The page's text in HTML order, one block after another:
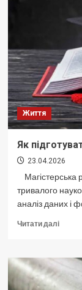
Життя
Як
23.04.2026
Магістерська
тривалого
аналіз даних і
Читати далі
роботу